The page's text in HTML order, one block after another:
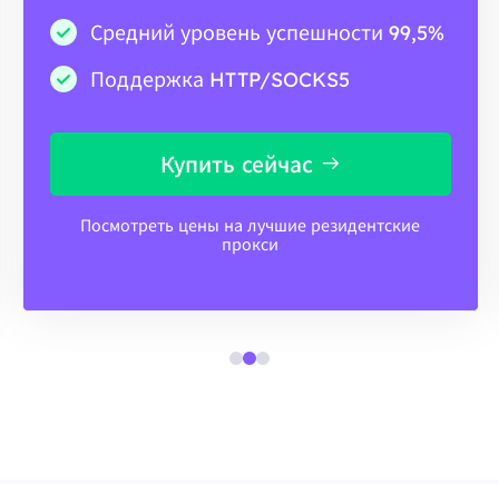
Средний уровень успешности 99,5%
Поддержка HTTP/SOCKS5
Купить сейчас
Посмотреть цены на лучшие резидентские
прокси